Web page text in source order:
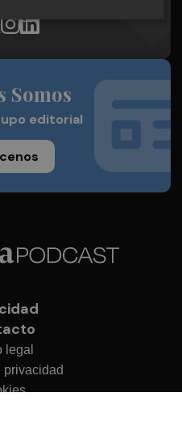
Somos
editorial
legal
privacidad